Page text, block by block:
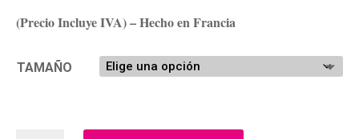
(Precio Incluye IVA) – Hecho en Francia
TAMAÑO